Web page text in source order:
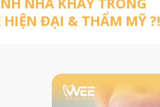
ĐẠI & THẨM MỸ ?!